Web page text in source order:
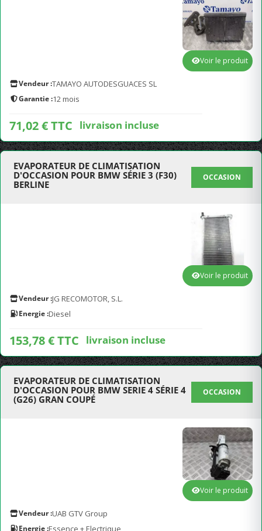
Vendeur :TAMAYO AUTODESGUACES SL
Garantie :12 mois
71,02 € TTC livraison incluse
Voir le produit
EVAPORATEUR DE CLIMATISATION
D'OCCASION POUR BMW SÉRIE 3 (F30)
BERLINE
OCCASION
Vendeur :JG RECOMOTOR, S.L.
Energie :Diesel
153,78 € TTC livraison incluse
Voir le produit
EVAPORATEUR DE CLIMATISATION
D'OCCASION POUR BMW SERIE 4 SÉRIE 4
(G26) GRAN COUPÉ
OCCASION
Vendeur :UAB GTV Group
Energie :Essence + Electrique
Voir le produit